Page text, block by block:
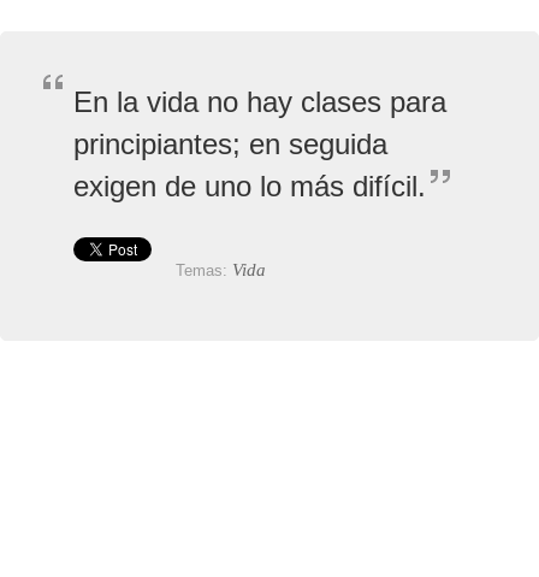
En la vida no hay clases para
principiantes; en seguida
exigen de uno lo más difícil.
Temas: Vida